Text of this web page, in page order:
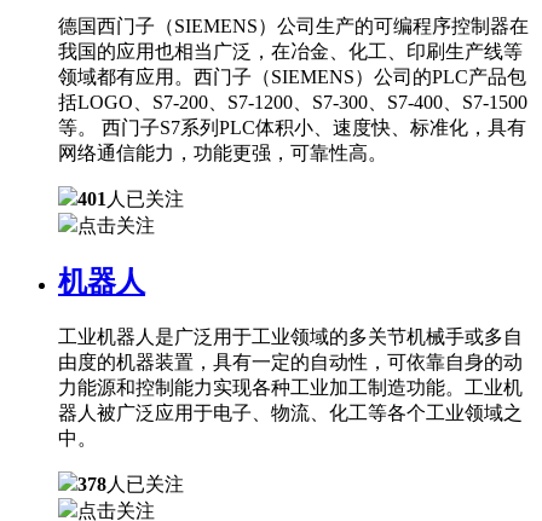
德国西门子（SIEMENS）公司生产的可编程序控制器在
我国的应用也相当广泛，在冶金、化工、印刷生产线等
领域都有应用。西门子（SIEMENS）公司的PLC产品包
括LOGO、S7-200、S7-1200、S7-300、S7-400、S7-1500
等。 西门子S7系列PLC体积小、速度快、标准化，具有
网络通信能力，功能更强，可靠性高。
401 人已关注
点击关注
机器人
工业机器人是广泛用于工业领域的多关节机械手或多自
由度的机器装置，具有一定的自动性，可依靠自身的动
力能源和控制能力实现各种工业加工制造功能。工业机
器人被广泛应用于电子、物流、化工等各个工业领域之
中。
378人已关注
点击关注